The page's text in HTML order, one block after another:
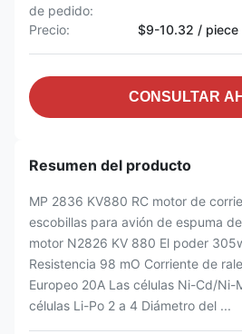
de pedido:
Precio: $9-10.32 / piece
CONSULTAR
Resumen del producto
MP 2836 KV880 RC motor de
escobillas para avión de espuma
motor N2826 KV 880 El poder
Resistencia 98 mO Corriente de
Europeo 20A Las células Ni-Cd/Ni-
células Li-Po 2 a 4 Diámetro del ...